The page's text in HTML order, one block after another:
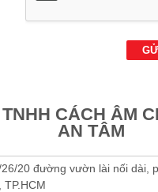
polycarbonate
CÁCH ÂM
AN TÂM
20 đường vườn lài nối dài,
TP.HCM